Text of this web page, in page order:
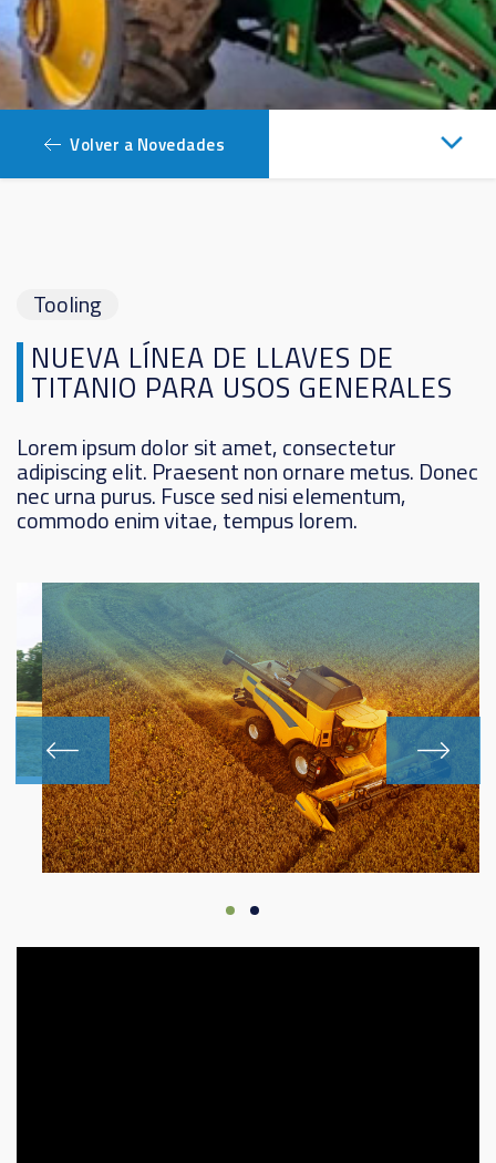
Volver a Novedades
Tooling
NUEVA LÍNEA DE LLAVES DE
TITANIO PARA USOS GENERALES
Lorem ipsum dolor sit amet, consectetur
adipiscing elit. Praesent non ornare metus. Donec
nec urna purus. Fusce sed nisi elementum,
commodo enim vitae, tempus lorem.
Previous Next